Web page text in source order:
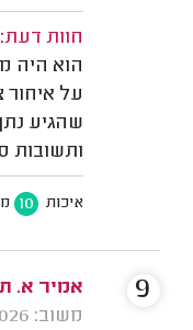
חוות דעת:
הוא היה
על
שהגיע
ותשובות
איכות 10
אמיר א.
משוב: 07/05/2026
9